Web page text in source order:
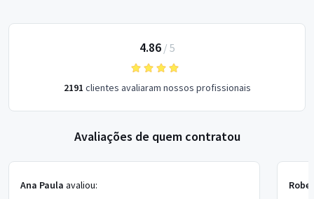
4.86/ 5
2191 clientes avaliaram nossos profissionais
Avaliações de quem contratou
Ana Paula avaliou: